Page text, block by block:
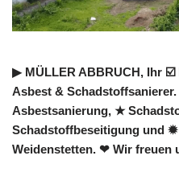
▶︎ MÜLLER ABBRUCH, Ihr
Asbest &
Asbestsanierung, ★
Schadstoffbeseitigung und
Weidenstetten. ❤ Wir